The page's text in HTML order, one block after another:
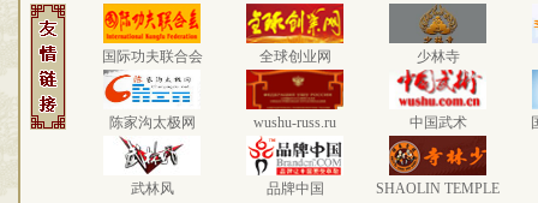
国际功夫联合会 全球创业网 少林寺
陈家沟太极网 wushu-russ.ru 中国武术
武林风 品牌中国 SHAOLIN TEMPLE